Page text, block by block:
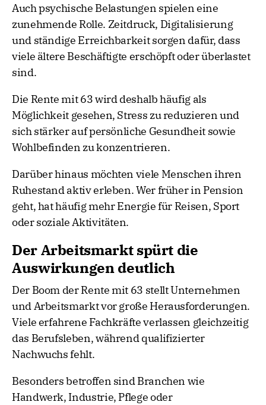
Auch psychische Belastungen spielen eine
zunehmende Rolle. Zeitdruck, Digitalisierung
und ständige Erreichbarkeit sorgen dafür, dass
viele ältere Beschäftigte erschöpft oder überlastet
sind.
Die Rente mit 63 wird deshalb häufig als
Möglichkeit gesehen, Stress zu reduzieren und
sich stärker auf persönliche Gesundheit sowie
Wohlbefinden zu konzentrieren.
Darüber hinaus möchten viele Menschen ihren
Ruhestand aktiv erleben. Wer früher in Pension
geht, hat häufig mehr Energie für Reisen, Sport
oder soziale Aktivitäten.
Der Arbeitsmarkt spürt die
Auswirkungen deutlich
Der Boom der Rente mit 63 stellt Unternehmen
und Arbeitsmarkt vor große Herausforderungen.
Viele erfahrene Fachkräfte verlassen gleichzeitig
das Berufsleben, während qualifizierter
Nachwuchs fehlt.
Besonders betroffen sind Branchen wie
Handwerk, Industrie, Pflege oder